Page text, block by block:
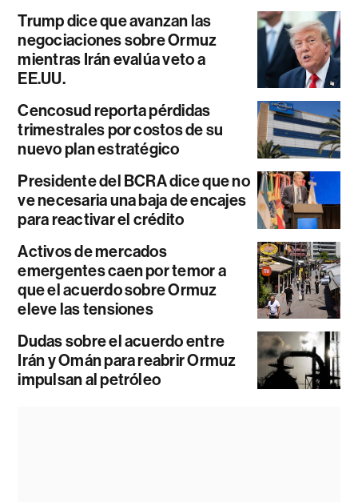
Trump dice que avanzan las
negociaciones sobre Ormuz
mientras Irán evalúa veto a
EE.UU.
Cencosud reporta pérdidas
trimestrales por costos de su
nuevo plan estratégico
Presidente del BCRA dice que no
ve necesaria una baja de encajes
para reactivar el crédito
Activos de mercados
emergentes caen por temor a
que el acuerdo sobre Ormuz
eleve las tensiones
Dudas sobre el acuerdo entre
Irán y Omán para reabrir Ormuz
impulsan al petróleo